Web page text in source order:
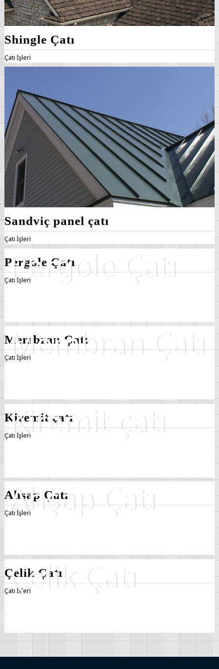
Shingle Çatı
Çatı İşleri
Sandviç panel çatı
Çatı İşleri
Pergole Çatı
Çatı İşleri
Membran Çatı
Çatı İşleri
Kiremit çatı
Çatı İşleri
Ahşap Çatı
Çatı İşleri
Çelik Çatı
Çatı İşleri